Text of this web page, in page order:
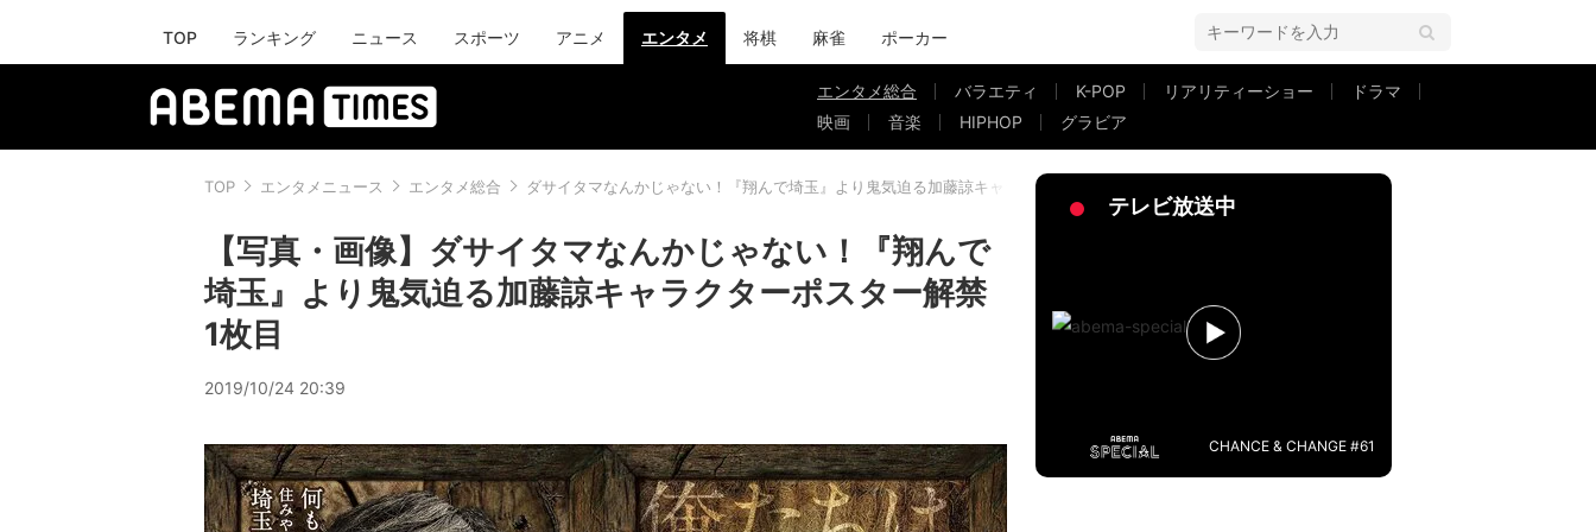
TOP ランキング ニュース スポーツ アニメ エンタメ 将棋 麻雀 ポーカー
エンタメ総合 バラエティ K-POP リアリティーショー
ドラマ
映画
音楽 HIPHOP グラビア
TOP エンタメニュース エンタメ総合 ダサイタマなんかじゃない！『翔んで埼玉』より鬼気迫る加藤諒キャラクターポスター解禁
【写真・画像】ダサイタマなんかじゃない！『翔んで
埼玉』より鬼気迫る加藤諒キャラクターポスター解禁
1枚目
2019/10/24 20:39
テレビ放送中
CHANCE & CHANGE #61